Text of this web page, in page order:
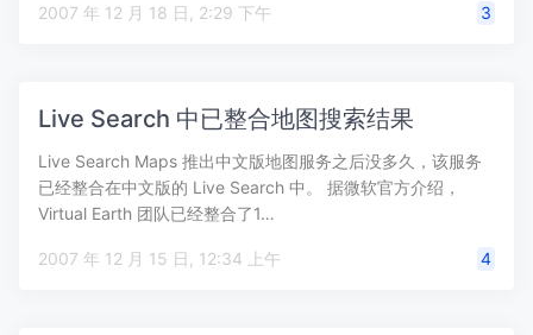
2007 年 12 月 18 日, 2:29 下午 3
Live Search 中已整合地图搜索结果
Live Search Maps 推出中文版地图服务之后没多久，该服务
已经整合在中文版的 Live Search 中。 据微软官方介绍，
Virtual Earth 团队已经整合了1…
2007 年 12 月 15 日, 12:34 上午 4